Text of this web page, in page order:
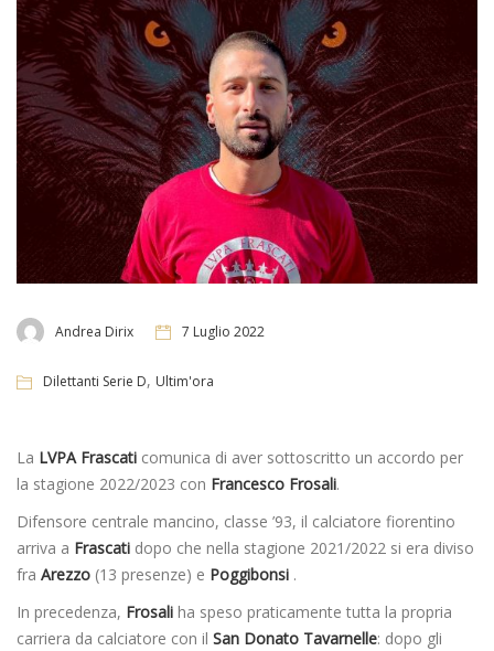
Andrea Dirix 7 Luglio 2022
Dilettanti Serie D, Ultim'ora
La LVPA Frascati comunica di aver sottoscritto un accordo per
la stagione 2022/2023 con Francesco Frosali.
Difensore centrale mancino, classe ’93, il calciatore fiorentino
arriva a Frascati dopo che nella stagione 2021/2022 si era diviso
fra Arezzo (13 presenze) e Poggibonsi .
In precedenza, Frosali ha speso praticamente tutta la propria
carriera da calciatore con il San Donato Tavarnelle: dopo gli